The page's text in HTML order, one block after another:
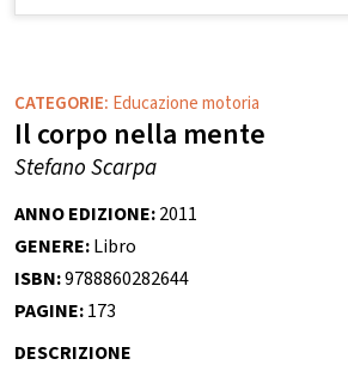
CATEGORIE: Educazione motoria
Il corpo nella mente
Stefano Scarpa
ANNO EDIZIONE:2011
GENERE:Libro
ISBN:9788860282644
PAGINE:173
DESCRIZIONE